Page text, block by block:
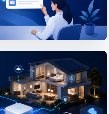
AI giúp tối ưu
họp với tính
và trích xuất
hiện
chỉ...